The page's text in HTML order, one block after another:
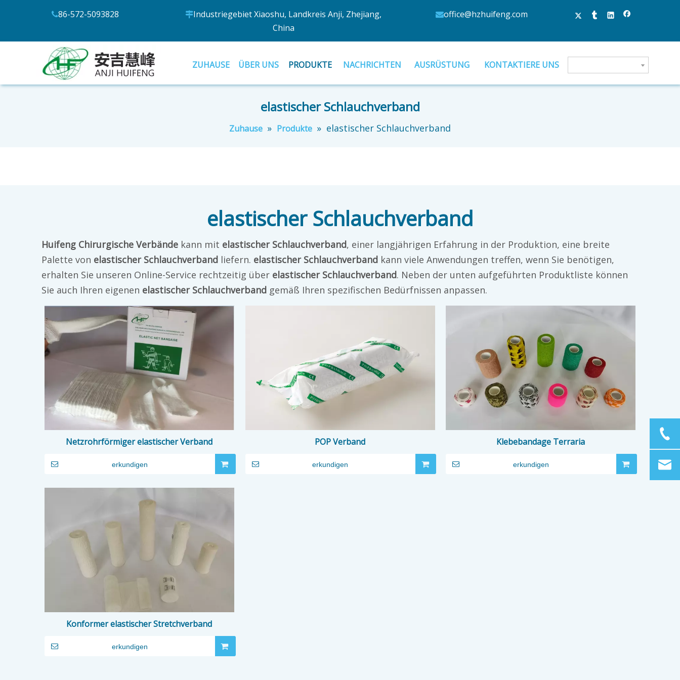
86-572-5093828 Industriegebiet Xiaoshu, Landkreis Anji, Zhejiang,
China
office@hzhuifeng.com
ZUHAUSE ÜBER UNS PRODUKTE NACHRICHTEN AUSRÜSTUNG KONTAKTIERE UNS
elastischer Schlauchverband
Zuhause » Produkte » elastischer Schlauchverband
elastischer Schlauchverband
Huifeng Chirurgische Verbände kann mit elastischer Schlauchverband, einer langjährigen Erfahrung in der Produktion, eine breite
Palette von elastischer Schlauchverband liefern. elastischer Schlauchverband kann viele Anwendungen treffen, wenn Sie benötigen,
erhalten Sie unseren Online-Service rechtzeitig über elastischer Schlauchverband. Neben der unten aufgeführten Produktliste können
Sie auch Ihren eigenen elastischer Schlauchverband gemäß Ihren spezifischen Bedürfnissen anpassen.
Netzrohrförmiger elastischer Verband
erkundigen
POP Verband
erkundigen
Klebebandage Terraria
erkundigen
Konformer elastischer Stretchverband
erkundigen